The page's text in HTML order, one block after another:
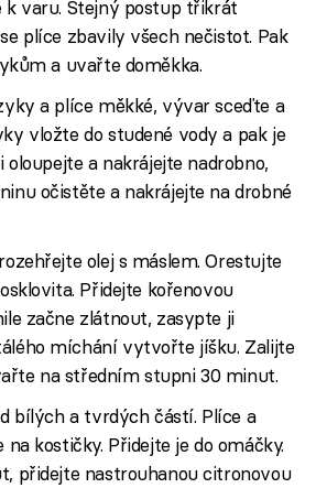
k varu. Stejný postup třikrát
plíce zbavily všech nečistot. Pak
a uvařte doměkka.
a plíce měkké, vývar sceďte a
vložte do studené vody a pak je
oloupejte a nakrájejte nadrobno,
očistěte a nakrájejte na drobné
olej s máslem. Orestujte
Přidejte kořenovou
začne zlátnout, zasypte ji
míchání vytvořte jíšku. Zalijte
na středním stupni 30 minut.
bílých a tvrdých částí. Plíce a
na kostičky. Přidejte je do omáčky.
přidejte nastrouhanou citronovou